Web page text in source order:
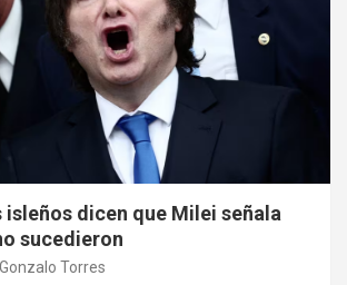
isleños dicen que Milei señala
sucedieron
Gonzalo Torres